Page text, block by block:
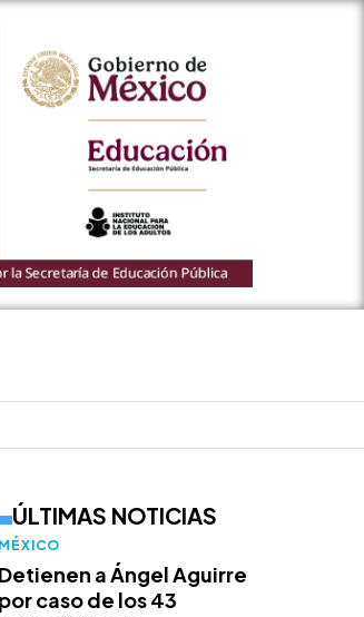
ÚLTIMAS NOTICIAS
MÉXICO
Detienen a Ángel Aguirre
por caso de los 43